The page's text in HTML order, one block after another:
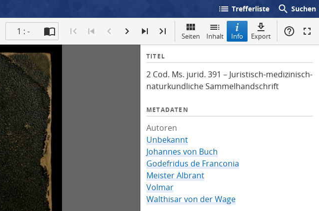
list Trefferliste search Suchen
1 : - Seiten Inhalt Info Export
I
f
o
TITEL
2 Cod. Ms. jurid. 391 – Juristisch-medizinisch-
naturkundliche Sammelhandschrift
METADATEN
Autoren
Unbekannt
Johannes von Buch
Godefridus de Franconia
Meister Albrant
Volmar
Walthisar von der Wage